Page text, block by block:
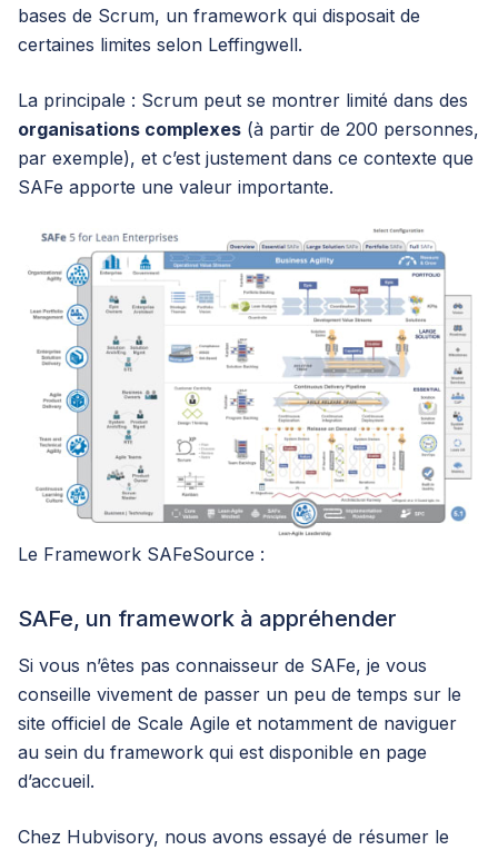
bases de Scrum, un framework qui disposait de
certaines limites selon Leffingwell.
La principale : Scrum peut se montrer limité dans des
organisations complexes (à partir de 200 personnes,
par exemple), et c’est justement dans ce contexte que
SAFe apporte une valeur importante.
Le Framework SAFeSource :
SAFe, un framework à appréhender
Si vous n’êtes pas connaisseur de SAFe, je vous
conseille vivement de passer un peu de temps sur le
site officiel de Scale Agile et notamment de naviguer
au sein du framework qui est disponible en page
d’accueil.
Chez Hubvisory, nous avons essayé de résumer le